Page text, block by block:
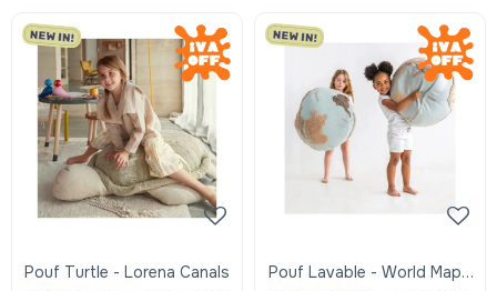
Pouf Turtle - Lorena Canals
Pouf Lavable - World Map -